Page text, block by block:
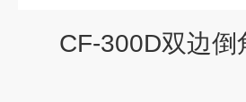
CF-300D双边倒